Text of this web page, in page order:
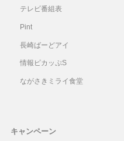
テレビ番組表
Pint
長崎ばーどアイ
情報ピカッぷS
ながさきミライ食堂
キャンペーン